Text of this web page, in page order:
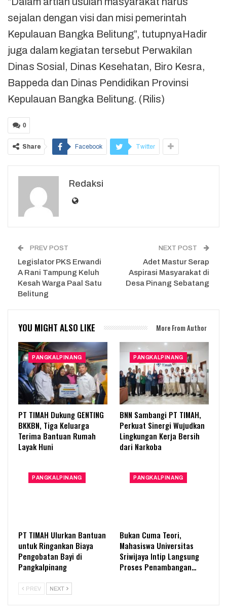
sejalan dengan visi dan misi pemerintah
Kepulauan Bangka Belitung”, tutupnyaHadir
juga dalam kegiatan tersebut Perwakilan
Dinas Sosial, Dinas Kesehatan, Biro Kesra,
Bappeda dan Dinas Pendidikan Provinsi
Kepulauan Bangka Belitung. (Rilis)
0
Share Facebook Twitter
Redaksi
PREV POST
Legislator PKS Erwandi
A Rani Tampung Keluh
Kesah Warga Paal Satu
Belitung
NEXT POST
Adet Mastur Serap
Aspirasi Masyarakat di
Desa Pinang Sebatang
YOU MIGHT ALSO LIKE More From Author
PANGKALPINANG
PT TIMAH Dukung GENTING
BKKBN, Tiga Keluarga
Terima Bantuan Rumah
Layak Huni
PANGKALPINANG
BNN Sambangi PT TIMAH,
Perkuat Sinergi Wujudkan
Lingkungan Kerja Bersih
dari Narkoba
PANGKALPINANG
PT TIMAH Ulurkan Bantuan
untuk Ringankan Biaya
Pengobatan Bayi di
Pangkalpinang
PANGKALPINANG
Bukan Cuma Teori,
Mahasiswa Universitas
Sriwijaya Intip Langsung
Proses Penambangan…
PREV NEXT